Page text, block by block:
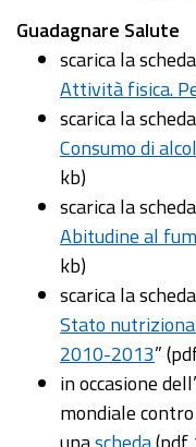
Guadagnare Salute
scarica la
Attività fisica.
scarica la
Consumo di
kb)
scarica la
Abitudine al
kb)
scarica la
Stato
2010-2013”
in occasione
mondiale